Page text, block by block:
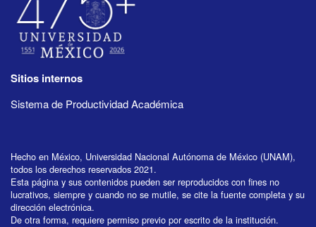
Sitios internos
Sistema de Productividad Académica
Hecho en México, Universidad Nacional Autónoma de México (UNAM),
todos los derechos reservados 2021.
Esta página y sus contenidos pueden ser reproducidos con fines no
lucrativos, siempre y cuando no se mutile, se cite la fuente completa y su
dirección electrónica.
De otra forma, requiere permiso previo por escrito de la institución.